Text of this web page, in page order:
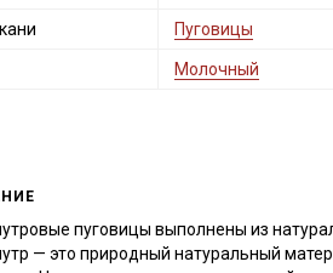
Пуговицы
Молочный
пуговицы выполнены из
— это природный натуральный